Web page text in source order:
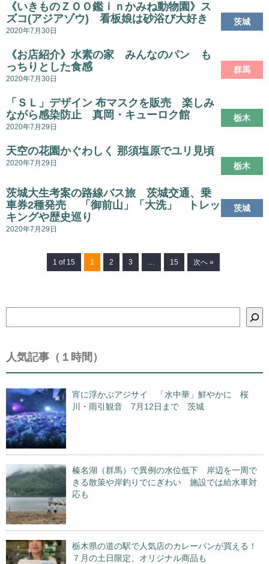
茨城
《いきものＺＯＯ鑑ｉｎかみね動物園》ス
ズコ(アジアゾウ) 看板娘は砂浴び大好き
2020年7月30日
群馬
《お店紹介》水素の家 みんなのパン も
っちりとした食感
2020年7月30日
栃木
「ＳＬ」デザイン 布マスクを販売 楽しみ
ながら感染防止 真岡・キューロク館
2020年7月29日
栃木
天空の花園かぐわしく 那須塩原でユリ見頃
2020年7月29日
茨城
茨城大生考案の路線バス旅 茨城交通、乗
車券2種発売 「御前山」「大洗」 トレッ
キングや歴史巡り
2020年7月29日
1 of 15 1 2 3 … 15 次へ »
索
人気記事（１時間）
宵に浮かぶアジサイ 「水中華」鮮やかに 桜
川・雨引観音 7月12日まで 茨城
榛名湖（群馬）で異例の水位低下 岸辺を一周で
きる散策や岸釣りでにぎわい 施設では給水車対
応も
栃木県の道の駅で人気店のカレーパンが買える！
７月の土日限定、オリジナル商品も